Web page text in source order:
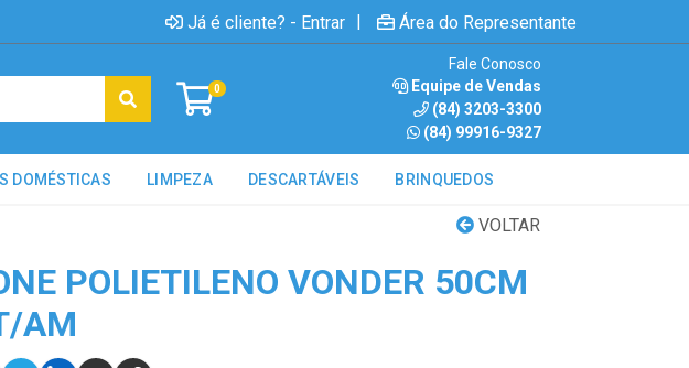
Já é cliente? - Entrar | Área do Representante
0
Fale Conosco
Equipe de Vendas
(84) 3203-3300
(84) 99916-9327
DOMÉSTICAS LIMPEZA DESCARTÁVEIS BRINQUEDOS
VOLTAR
POLIETILENO VONDER 50CM
AM